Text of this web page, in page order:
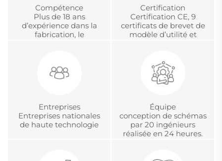
Compétence
Plus de 18 ans
d’expérience dans la
fabrication, le
et ODM
Certification
Certification CE, 9
certificats de brevet de
modèle d’utilité et
métrologique.
Entreprises
Entreprises nationales
de haute technologie
Équipe
conception de schémas
par 20 ingénieurs
réalisée en 24 heures.